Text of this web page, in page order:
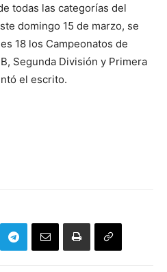
todas las categorías del
domingo 15 de marzo, se
18 los Campeonatos de
Segunda División y Primera
el escrito.